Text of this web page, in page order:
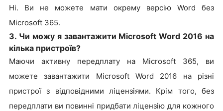
Ні. Ви не можете мати окрему версію Word без
Microsoft 365.
3. Чи можу я завантажити Microsoft Word 2016 на
кілька пристроїв?
Маючи активну передплату на Microsoft 365, ви
можете завантажити Microsoft Word 2016 на різні
пристрої з відповідними ліцензіями. Крім того, без
передплати ви повинні придбати ліцензію для кожного